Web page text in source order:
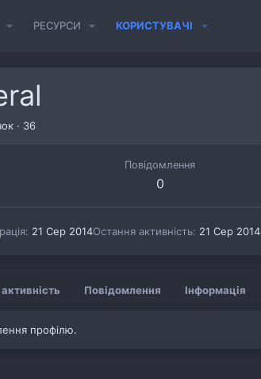
РЕСУРСИ КОРИСТУВАЧІ
· 36
Повідомлення
0
21 Сер 2014Остання активність 21 Сер 2014
Повідомлення Інформація
профілю.